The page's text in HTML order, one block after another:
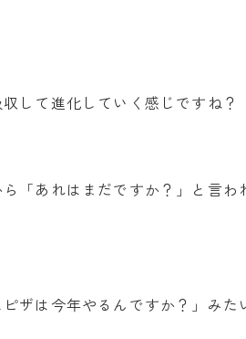
して進化していく感じですね？
「あれはまだですか？」と言
ザは今年やるんですか？」みた